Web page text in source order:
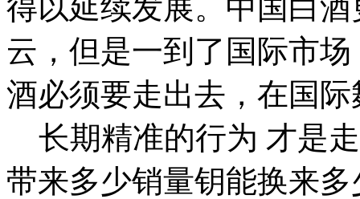
得以延续发展。中国白
云，但是一到了国际市
酒必须要走出去，在国
长期精准的行为 才是
带来多少销量钥能换来